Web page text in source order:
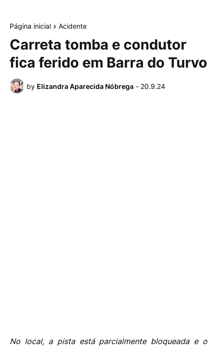
Página inicial Acidente
Carreta tomba e condutor
fica ferido em Barra do Turvo
by Elizandra Aparecida Nóbrega - 20.9.24
No local, a pista está parcialmente bloqueada e o